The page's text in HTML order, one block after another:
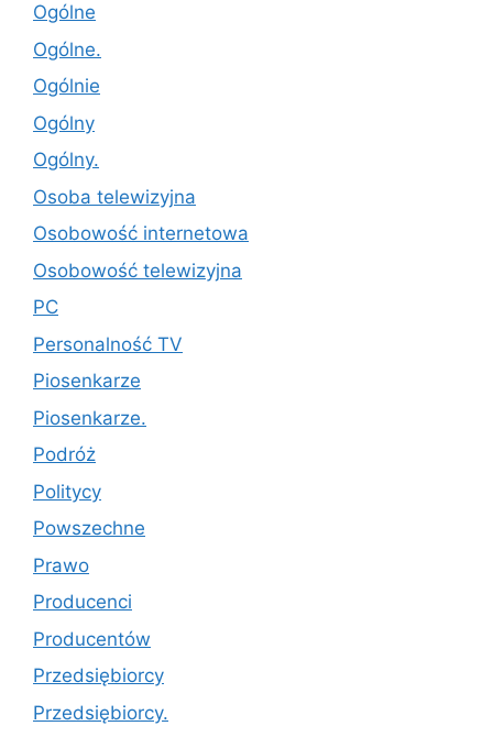
Ogólne
Ogólne.
Ogólnie
Ogólny
Ogólny.
Osoba telewizyjna
Osobowość internetowa
Osobowość telewizyjna
PC
Personalność TV
Piosenkarze
Piosenkarze.
Podróż
Politycy
Powszechne
Prawo
Producenci
Producentów
Przedsiębiorcy
Przedsiębiorcy.